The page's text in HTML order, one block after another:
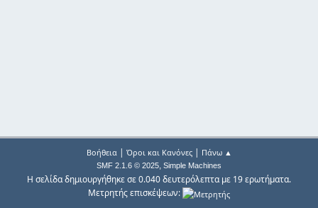
Βοήθεια| Όροι και Κανόνες| Πάνω ▲
SMF 2.1.6 © 2025, Simple Machines
Η σελίδα δημιουργήθηκε σε 0.040 δευτερόλεπτα με 19 ερωτήματα.
Μετρητής επισκέψεων: